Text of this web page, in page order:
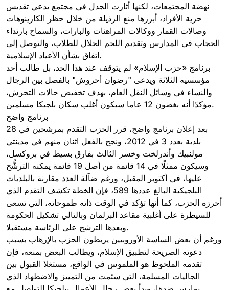
نهضة المجتمعات، لكنها أثارت الجدل في مجتمع يدعي تقديس
حرية الأفراد، أبرزها منع الرذيلة من خلال حظر الكازينوهات
وصالات القمار ووكالات المراهنات والبارات، والسماح بارتداء
الحجاب في المدارس وتقديم اللحم الحلال للطلاب، والتوصل إلى
اتفاق بشأن الأعياد الإسلامية.
برنامج «حزب الإسلام» لم يتوقف عند هذا الحد، بل طالب أحد
مؤسسيه الثلاثة ويدعى "رضوان أحروش" بالفصل بين الرجال
والنساء في وسائل النقل العام، بهدف تخفيض حالات التحرش،
مؤكدًا أنه بغضون 12 عاما سيكون أغلب سكان بلجيكا مسلمين.
بعد إعلان برنامج واضح، قرر الحزب التقدم بمرشحين في 28
بلدية بعدد 3 في 2012، ونجح بالفعل اثنان منهم في مدينتي
مولنبيك وأندرلخت وخسر الثالث بفارق بسيط في بروكسل،
وسيكون ممثلًا في 14 قائمة من أصل 19 قائمة يمكنه الترشُّح
عليها، في أكتوبر المقبل، ورغم ضآلة العدد مقارنة بالبلديات
البلجيكية البالغ عددها 589، فإن الخطة تكشف التقدم الذي
أحرزه الحزب، كما أنها تؤكد في الوقت ذاته طموحاته، التي تسعى
للسيطرة على أغلبية مقاعد البرلمان وبالتالي تشكيل الحكومة
وبعدها الترشح على الرئاسة مستقبلا.
ورغم أن بعض الساسة الأوروبيين يربطون الحزب بالإرهاب بسبب
دعوته الصريحة لتطبيق الإسلام، ويطالب البعض بمنعه، فإن
تقدمه الملحوظ هو الملموس في الواقع، مستغلا القبول بين
الجاليات المسلمة، التي سئمت من التمييز والاضطهاد الذي